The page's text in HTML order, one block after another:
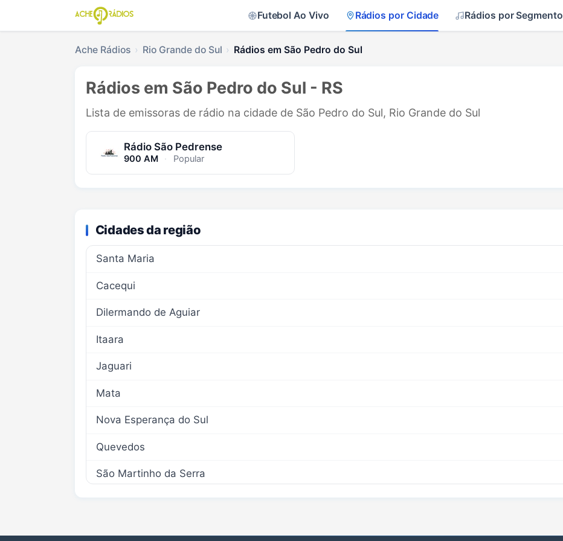
Futebol Ao Vivo Rádios por Cidade Rádios por Segmento
Ache Rádios Rio Grande do Sul Rádios em São Pedro do Sul
Rádios em São Pedro do Sul - RS
Lista de emissoras de rádio na cidade de São Pedro do Sul, Rio Grande do Sul
Rádio São Pedrense
900 AM · Popular
Cidades da região
Santa Maria
Cacequi
Dilermando de Aguiar
Itaara
Jaguari
Mata
Nova Esperança do Sul
Quevedos
São Martinho da Serra